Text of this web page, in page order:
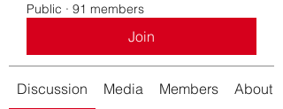
Public · 91 members
Join
Discussion Media Members About